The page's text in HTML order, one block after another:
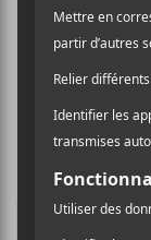
Ne
Auditif